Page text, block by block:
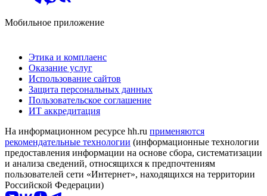
Мобильное приложение
Этика и комплаенс
Оказание услуг
Использование сайтов
Защита персональных данных
Пользовательское соглашение
ИТ аккредитация
На информационном ресурсе hh.ru применяются
рекомендательные технологии (информационные технологии
предоставления информации на основе сбора, систематизации
и анализа сведений, относящихся к предпочтениям
пользователей сети «Интернет», находящихся на территории
Российской Федерации)